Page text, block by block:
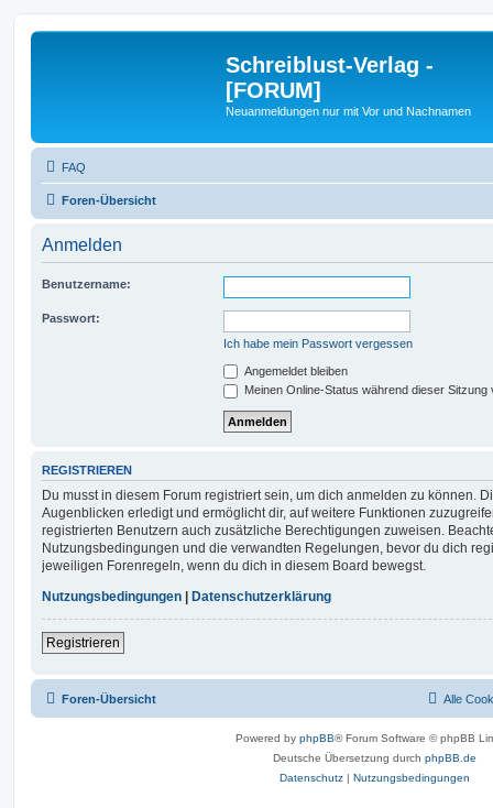
Schreiblust-Verlag -
[FORUM]
Neuanmeldungen nur mit Vor und Nachnamen
FAQ
Foren-Übersicht
Anmelden
Benutzername:
Passwort:
Ich habe mein Passwort vergessen
Angemeldet bleiben
Meinen Online-Status während dieser Sitzung
REGISTRIEREN
Du musst in diesem Forum registriert sein, um dich anmelden zu können.
Augenblicken erledigt und ermöglicht dir, auf weitere Funktionen
registrierten Benutzern auch zusätzliche Berechtigungen zuweisen.
Nutzungsbedingungen und die verwandten Regelungen, bevor du dich
jeweiligen Forenregeln, wenn du dich in diesem Board bewegst.
Nutzungsbedingungen
Datenschutzerklärung
Registrieren
Foren-Übersicht Alle
Powered by phpBB® Forum Software © phpBB
Deutsche Übersetzung durch phpBB.de
Datenschutz | Nutzungsbedingungen